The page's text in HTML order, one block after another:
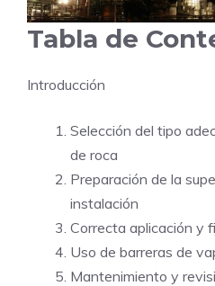
Tabla de
Introducción
Selección del tipo
de roca
Preparación de la
instalación
Correcta aplicación y
Uso de barreras de
Mantenimiento y